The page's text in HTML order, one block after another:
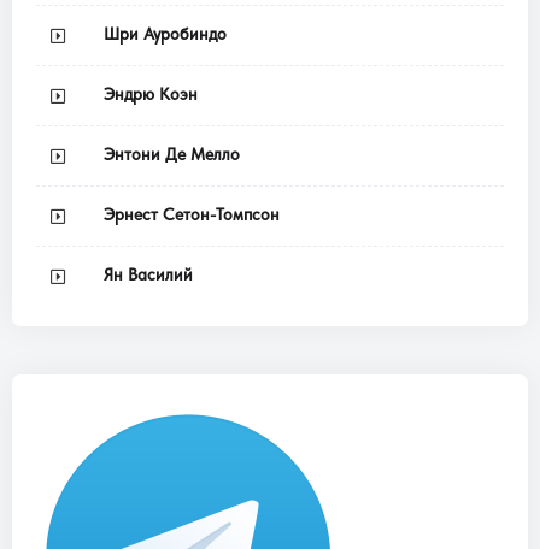
Шри Ауробиндо
Эндрю Коэн
Энтони Де Мелло
Эрнест Сетон-Томпсон
Ян Василий